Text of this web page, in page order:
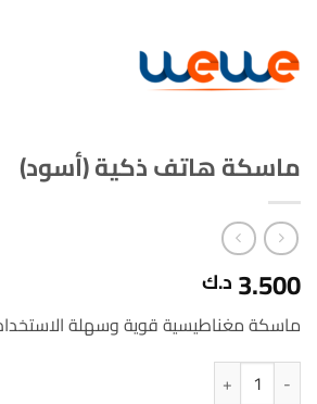
ماسكة هاتف ذكية (أسود)
3.500 د.ك
ماسكة مغناطيسية قوية وسهلة
كمية ماسكة هاتف ذكية (أسود)